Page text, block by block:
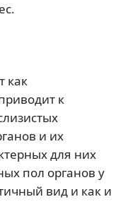
как
к
и их
для них
пол органов у
вид и как и